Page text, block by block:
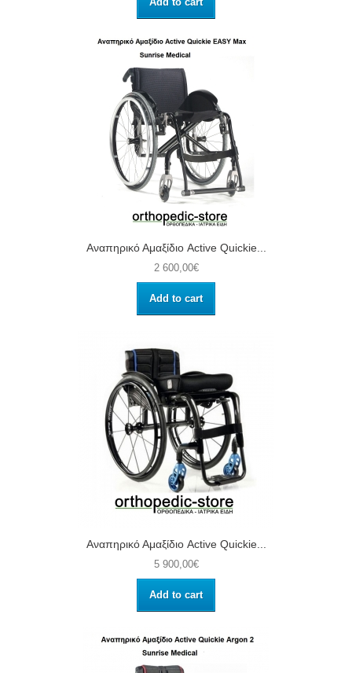
Αναπηρικό Αμαξίδιο Active Quickie...
2 600,00€
Add to cart
Αναπηρικό Αμαξίδιο Active Quickie...
5 900,00€
Add to cart